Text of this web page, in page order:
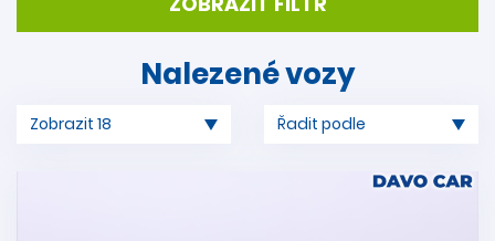
Nalezené vozy